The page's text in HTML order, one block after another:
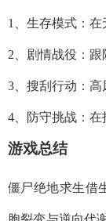
1、生存模式：在
2、剧情战役：跟
3、搜刮行动：高
4、防守挑战：在
游戏总结
僵尸绝地求生借